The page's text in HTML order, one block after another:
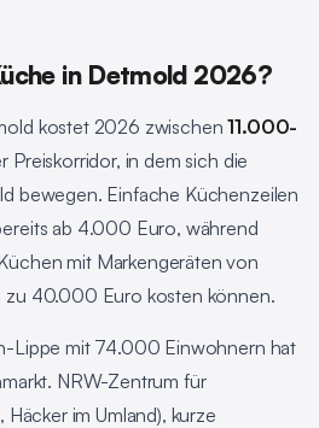
in Detmold 2026?
kostet 2026 zwischen11.000-
Preiskorridor, in dem sich die
bewegen. Einfache Küchenzeilen
ab 4.000 Euro, während
mit Markengeräten von
zu 40.000 Euro kosten können.
Lippe mit 74.000 Einwohnern hat
NRW-Zentrum für
im Umland), kurze